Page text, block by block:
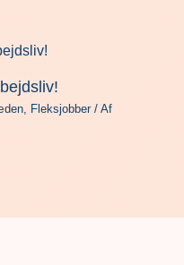
, Fleksjobber/ Af